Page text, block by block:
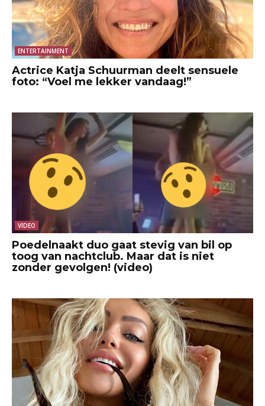
ENTERTAINMENT
Actrice Katja Schuurman deelt sensuele
foto: “Voel me lekker vandaag!”
VIDEO
Poedelnaakt duo gaat stevig van bil op
toog van nachtclub. Maar dat is niet
zonder gevolgen! (video)